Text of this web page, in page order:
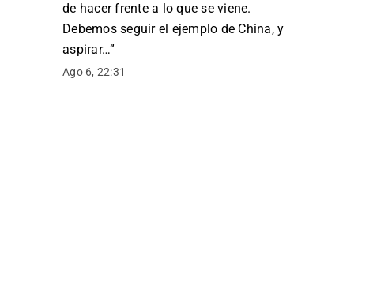
de hacer frente a lo que se viene.
Debemos seguir el ejemplo de China, y
aspirar…”
Ago 6, 22:31